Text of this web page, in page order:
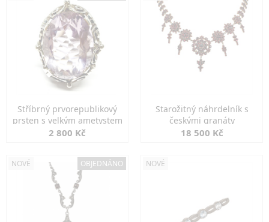
Stříbrný prvorepublikový
prsten s velkým ametystem
2 800 Kč
Starožitný náhrdelník s
českými granáty
18 500 Kč
NOVÉ OBJEDNÁNO NOVÉ